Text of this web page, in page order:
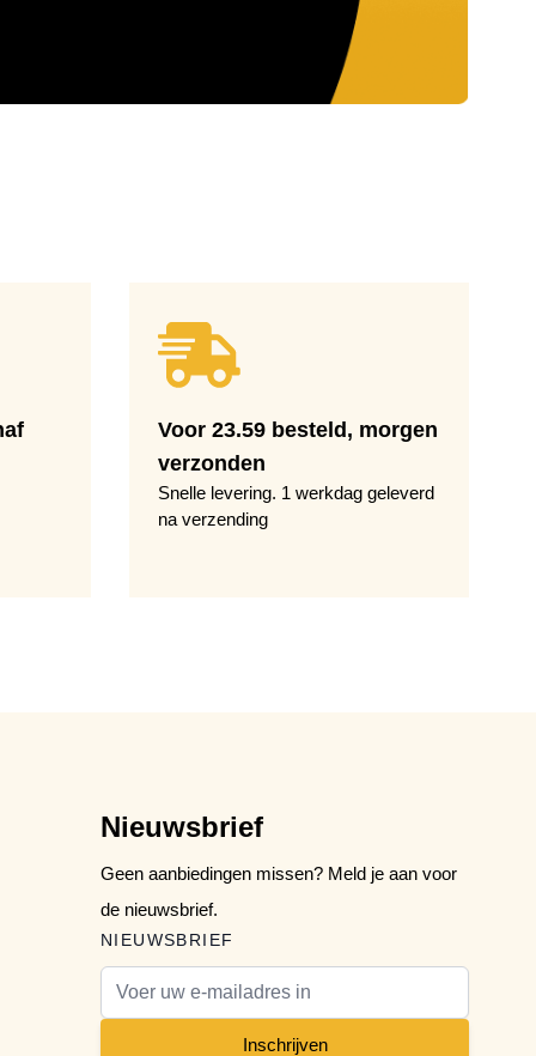
Voor 23.59 besteld, morgen
verzonden
Snelle levering. 1 werkdag geleverd
na verzending
Nieuwsbrief
Geen aanbiedingen missen? Meld je aan voor
de nieuwsbrief.
NIEUWSBRIEF
E-mail adres
Inschrijven